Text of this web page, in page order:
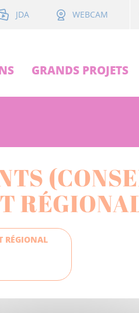
JDA WEBCAM
GRANDS PROJETS
RÉGIONAL